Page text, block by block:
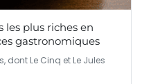
les plus riches en
gastronomiques
dont Le Cinq et Le Jules